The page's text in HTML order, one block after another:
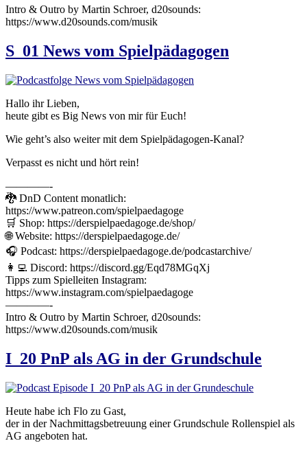
Intro & Outro by Martin Schroer, d20sounds:
https://www.d20sounds.com/musik
S_01 News vom Spielpädagogen
Hallo ihr Lieben,
heute gibt es Big News von mir für Euch!
Wie geht’s also weiter mit dem Spielpädagogen-Kanal?
Verpasst es nicht und hört rein!
————-
🐉 DnD Content monatlich:
https://www.patreon.com/spielpaedagoge
🛒 Shop: https://derspielpaedagoge.de/shop/
🌐 Website: https://derspielpaedagoge.de/
🎧 Podcast: https://derspielpaedagoge.de/podcastarchive/
👩‍💻 Discord: https://discord.gg/Eqd78MGqXj
Tipps zum Spielleiten Instagram:
https://www.instagram.com/spielpaedagoge
————-
Intro & Outro by Martin Schroer, d20sounds:
https://www.d20sounds.com/musik
I_20 PnP als AG in der Grundschule
Heute habe ich Flo zu Gast,
der in der Nachmittagsbetreuung einer Grundschule Rollenspiel als
AG angeboten hat.